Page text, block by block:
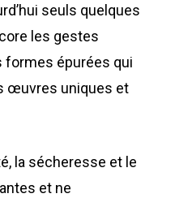
seuls quelques
les gestes
formes épurées qui
œuvres uniques et
la sécheresse et le
et ne